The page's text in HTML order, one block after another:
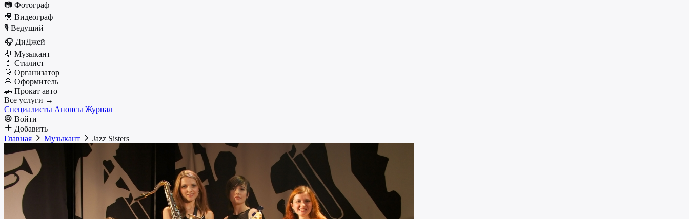
📷 Фотограф
🎥 Видеограф
🎙️ Ведущий
🎧 ДиДжей
🎻 Музыкант
💄 Стилист
🎊 Организатор
🌸 Оформитель
🚗 Прокат авто
Все услуги →
Специалисты Анонсы Журнал
Войти
Добавить
Главная
Музыкант Jazz Sisters